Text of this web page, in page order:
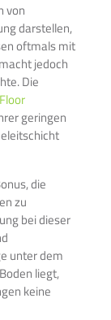
von
darstellen,
oftmals mit
jedoch
Die
geringen
die
zu
bei dieser
unter dem
liegt,
keine